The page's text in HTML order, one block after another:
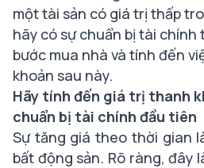
một tài sản có giá trị thấp
hãy có sự chuẩn bị tài chính
bước mua nhà và tính đến
khoản sau này.
Hãy tính đến giá trị thanh
chuẩn bị tài chính đầu tiên
Sự tăng giá theo thời gian
bất động sản. Rõ ràng, đây